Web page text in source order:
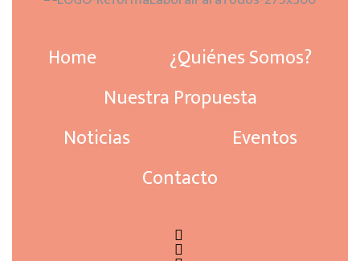
Home
¿Quiénes Somos?
Nuestra Propuesta
Noticias
Eventos
Contacto